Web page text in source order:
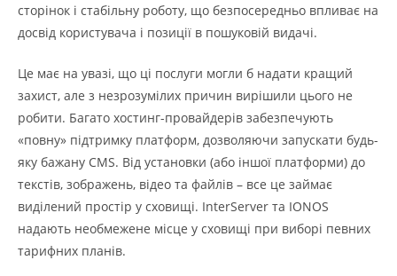
сторінок і стабільну роботу, що безпосередньо впливає на
досвід користувача і позиції в пошуковій видачі.
Це має на увазі, що ці послуги могли б надати кращий
захист, але з незрозумілих причин вирішили цього не
робити. Багато хостинг-провайдерів забезпечують
«повну» підтримку платформ, дозволяючи запускати будь-
яку бажану CMS. Від установки (або іншої платформи) до
текстів, зображень, відео та файлів – все це займає
виділений простір у сховищі. InterServer та IONOS
надають необмежене місце у сховищі при виборі певних
тарифних планів.